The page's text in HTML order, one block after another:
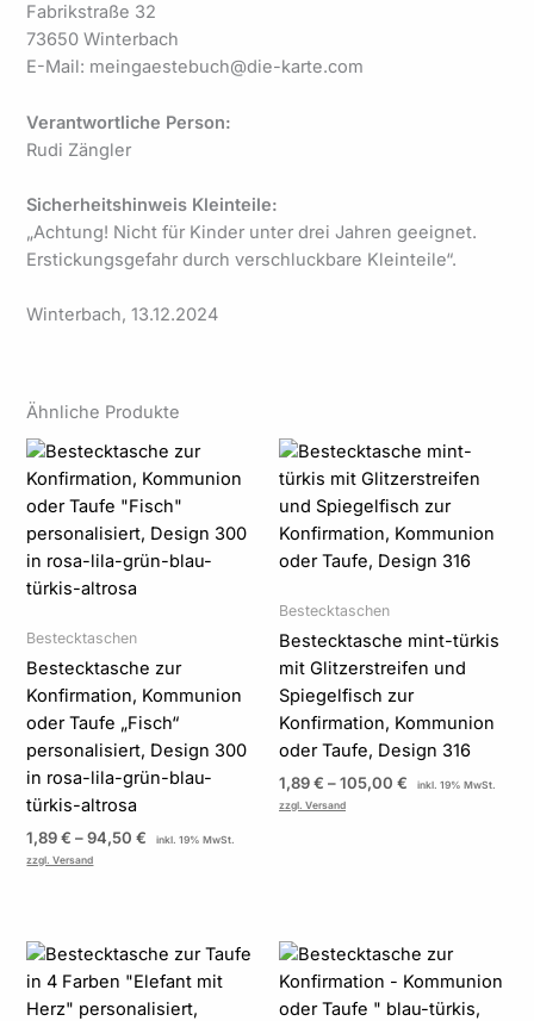
Fabrikstraße 32
73650 Winterbach
E-Mail: meingaestebuch@die-karte.com
Verantwortliche Person:
Rudi Zängler
Sicherheitshinweis Kleinteile:
„Achtung! Nicht für Kinder unter drei Jahren geeignet.
Erstickungsgefahr durch verschluckbare Kleinteile“.
Winterbach, 13.12.2024
Ähnliche Produkte
Bestecktaschen
Bestecktasche zur
Konfirmation, Kommunion
oder Taufe „Fisch“
personalisiert, Design 300
in rosa-lila-grün-blau-
türkis-altrosa
1,89€ –94,50€
Preisspanne:
bis
94,50 €
inkl. 19% MwSt.
zzgl. Versand
Bestecktaschen
Bestecktasche mint-türkis
mit Glitzerstreifen und
Spiegelfisch zur
Konfirmation, Kommunion
oder Taufe, Design 316
1,89€ –105,00 €
Preisspanne:
bis
105,00 €
inkl. 19% MwSt.
zzgl. Versand
Preisspanne:
bis
94,50 €
Preisspanne:
bis
105,00 €